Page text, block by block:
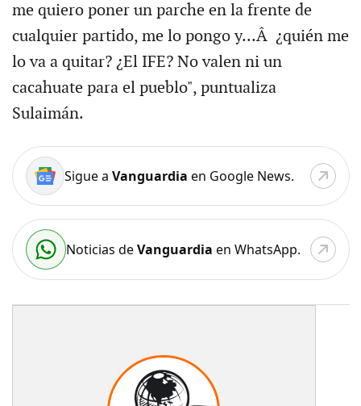
me quiero poner un parche en la frente de
cualquier partido, me lo pongo y...Â ¿quién me
lo va a quitar? ¿El IFE? No valen ni un
cacahuate para el pueblo", puntualiza
Sulaimán.
Sigue a Vanguardia en Google News.
Noticias deVanguardia en WhatsApp.